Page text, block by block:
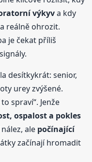
výkyva kdy
reálně ohrozit.
je čekat příliš
desítkykrát: senior,
urey zvýšené.
spraví“. Jenže
ospalost a pokles
ale počínající
začínají hromadit